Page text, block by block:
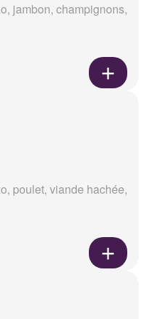
jambon, champignons,
poulet, viande hachée,